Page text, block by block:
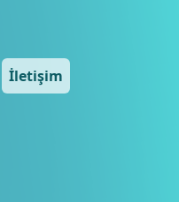
İletişim